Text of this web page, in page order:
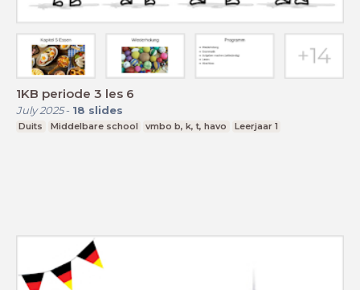
1KB periode 3 les 6
July 2025- 18 slides
Duits Middelbare school vmbo b, k, t, havo Leerjaar 1